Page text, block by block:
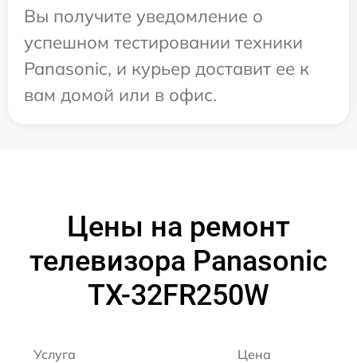
Вы получите уведомление о
успешном тестировании техники
Panasonic, и курьер доставит ее к
вам домой или в офис.
Цены на ремонт
телевизора Panasonic
TX-32FR250W
Услуга Цена